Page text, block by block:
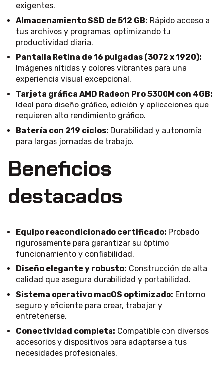
exigentes.
Almacenamiento SSD de 512 GB: Rápido acceso a
tus archivos y programas, optimizando tu
productividad diaria.
Pantalla Retina de 16 pulgadas (3072 x 1920):
Imágenes nítidas y colores vibrantes para una
experiencia visual excepcional.
Tarjeta gráfica AMD Radeon Pro 5300M con 4GB:
Ideal para diseño gráfico, edición y aplicaciones que
requieren alto rendimiento gráfico.
Batería con 219 ciclos: Durabilidad y autonomía
para largas jornadas de trabajo.
Beneficios
destacados
Equipo reacondicionado certificado: Probado
rigurosamente para garantizar su óptimo
funcionamiento y confiabilidad.
Diseño elegante y robusto: Construcción de alta
calidad que asegura durabilidad y portabilidad.
Sistema operativo macOS optimizado: Entorno
seguro y eficiente para crear, trabajar y
entretenerse.
Conectividad completa: Compatible con diversos
accesorios y dispositivos para adaptarse a tus
necesidades profesionales.